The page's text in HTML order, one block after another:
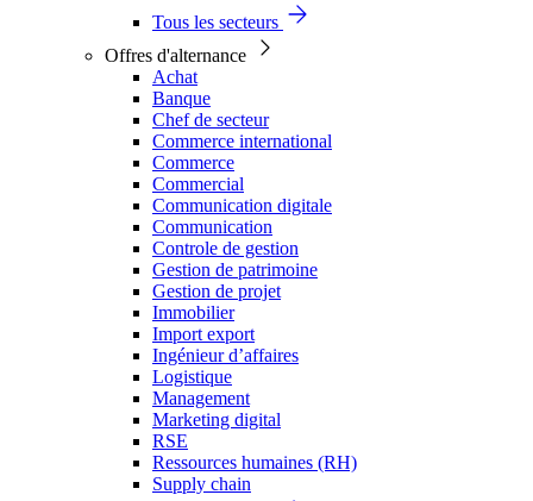
Tous les secteurs
Offres d'alternance
Achat
Banque
Chef de secteur
Commerce international
Commerce
Commercial
Communication digitale
Communication
Controle de gestion
Gestion de patrimoine
Gestion de projet
Immobilier
Import export
Ingénieur d’affaires
Logistique
Management
Marketing digital
RSE
Ressources humaines (RH)
Supply chain